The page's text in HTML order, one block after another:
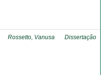
Rossetto, Vanusa Dissertação